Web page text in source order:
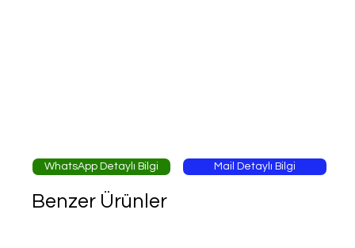
WhatsApp Detaylı Bilgi Mail Detaylı Bilgi
Benzer Ürünler